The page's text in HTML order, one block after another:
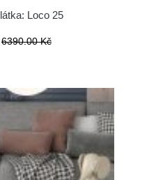
Loco 25
6390.00 Kč